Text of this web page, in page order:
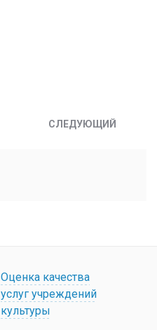
СЛЕДУЮЩИЙ
Оценка качества
услуг учреждений
культуры